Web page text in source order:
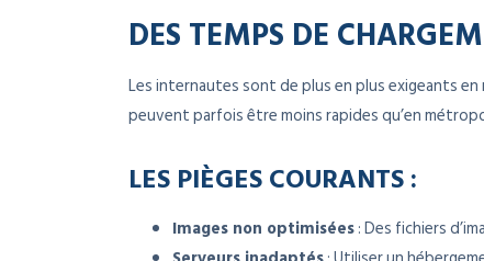
DES TEMPS DE
Les internautes sont de plus en plus exigeants
peuvent parfois être moins rapides qu’en
LES PIÈGES COURANTS :
Images non optimisées: Des fichiers